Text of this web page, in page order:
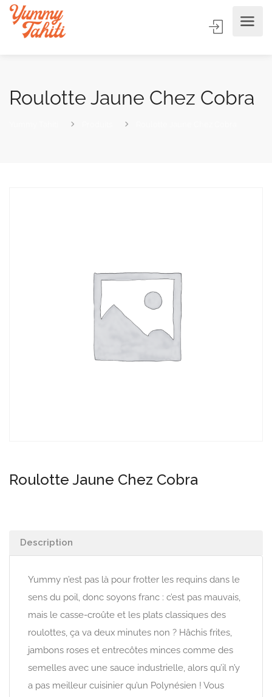
Roulotte Jaune Chez Cobra
Roulotte Jaune Chez Cobra
Description
Yummy n’est pas là pour frotter les requins dans le
sens du poil, donc soyons franc : c’est pas mauvais,
mais le casse-croûte et les plats classiques des
roulottes, ça va deux minutes non ? Hâchis frites,
jambons roses et entrecôtes minces comme des
semelles avec une sauce industrielle, alors qu’il n’y
a pas meilleur cuisinier qu’un Polynésien ! Vous